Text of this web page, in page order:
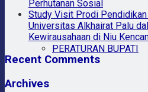
PERATURAN BUPATI
Perhutanan Sosial
Study Visit Prodi
Universitas Alkhairat Palu
Kewirausahaan di Niu
Recent Comments
Archives